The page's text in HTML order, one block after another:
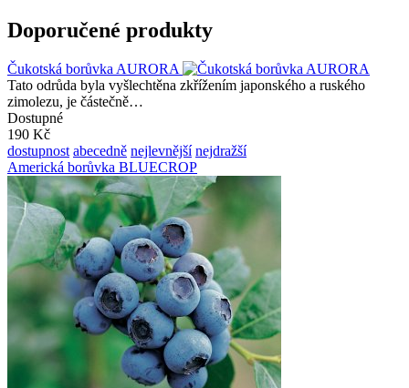
Doporučené produkty
Čukotská borůvka AURORA
Tato odrůda byla vyšlechtěna zkřížením japonského a ruského
zimolezu, je částečně…
Dostupné
190 Kč
dostupnost abecedně nejlevnější nejdražší
Americká borůvka BLUECROP